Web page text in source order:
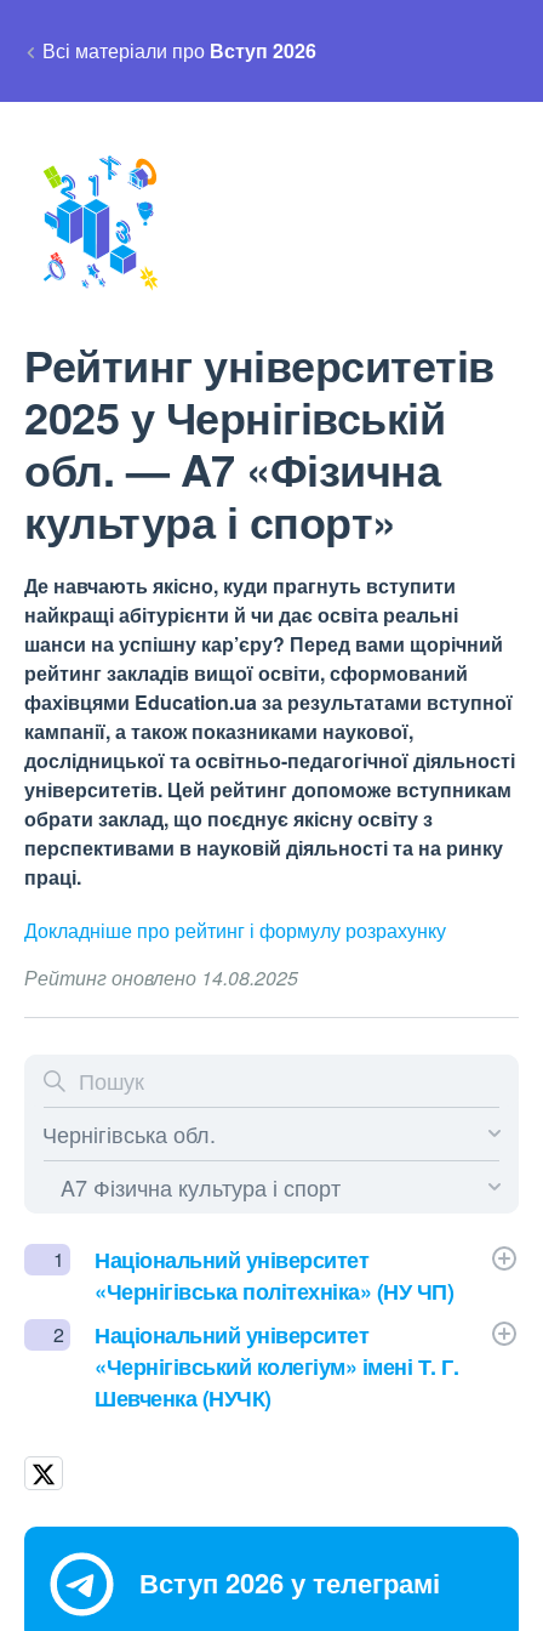
Всі матеріали про Вступ 2026
Рейтинг університетів
2025 у Чернігівській
обл. — A7 «Фізична
культура і спорт»
Де навчають якісно, куди прагнуть вступити
найкращі абітурієнти й чи дає освіта реальні
шанси на успішну кар’єру? Перед вами щорічний
рейтинг закладів вищої освіти, сформований
фахівцями Education.ua за результатами вступної
кампанії, а також показниками наукової,
дослідницької та освітньо-педагогічної діяльності
університетів. Цей рейтинг допоможе вступникам
обрати заклад, що поєднує якісну освіту з
перспективами в науковій діяльності та на ринку
праці.
Докладніше про рейтинг і формулу розрахунку
Рейтинг оновлено 14.08.2025
1
Національний університет
«Чернігівська політехніка» (НУ ЧП)
2
Національний університет
«Чернігівський колегіум» імені Т. Г.
Шевченка (НУЧК)
Вступ 2026 у телеграмі